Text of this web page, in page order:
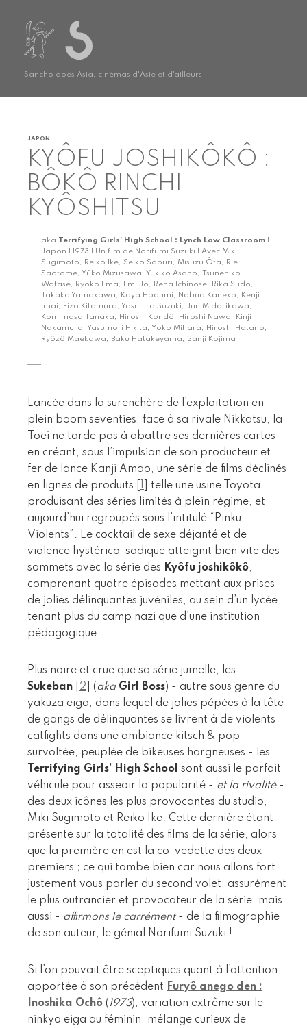
Sancho does Asia, cinémas d'Asie et d'ailleurs
JAPON
KYÔFU JOSHIKÔKÔ :
BÔKÔ RINCHI
KYÔSHITSU
aka Terrifying Girls’ High School : Lynch Law Classroom
Japon | 1973 | Un film de Norifumi Suzuki | Avec Miki
Sugimoto, Reiko Ike, Seiko Saburi, Misuzu Ôta, Rie
Saotome, Yûko Mizusawa, Yukiko Asano, Tsunehiko
Watase, Ryôko Ema, Emi Jô, Rena Ichinose, Rika Sudô,
Takako Yamakawa, Kaya Hodumi, Nobuo Kaneko, Kenji
Imai, Eizô Kitamura, Yasuhiro Suzuki, Jun Midorikawa,
Komimasa Tanaka, Hiroshi Kondô, Hiroshi Nawa, Kinji
Nakamura, Yasumori Hikita, Yôko Mihara, Hiroshi Hatano,
Ryôzô Maekawa, Baku Hatakeyama, Sanji Kojima
Lancée dans la surenchère de l’exploitation en
plein boom seventies, face à sa rivale Nikkatsu, la
Toei ne tarde pas à abattre ses dernières cartes
en créant, sous l’impulsion de son producteur et
fer de lance Kanji Amao, une série de films déclinés
en lignes de produits
telle une usine Toyota
produisant des séries limités à plein régime, et
aujourd’hui regroupés sous l’intitulé “Pinku
Violents”. Le cocktail de sexe déjanté et de
violence hystérico-sadique atteignit bien vite des
sommets avec la série des Kyôfu joshikôkô,
comprenant quatre épisodes mettant aux prises
de jolies délinquantes juvéniles, au sein d’un lycée
tenant plus du camp nazi que d’une institution
pédagogique.
Plus noire et crue que sa série jumelle, les
Sukeban
2 (aka Girl Boss) - autre sous genre du
yakuza eiga, dans lequel de jolies pépées à la tête
de gangs de délinquantes se livrent à de violents
catfights dans une ambiance kitsch & pop
survoltée, peuplée de bikeuses hargneuses - les
Terrifying Girls’ High School sont aussi le parfait
véhicule pour asseoir la popularité - et la rivalité-
des deux icônes les plus provocantes du studio,
Miki Sugimoto et Reiko Ike. Cette dernière étant
présente sur la totalité des films de la série, alors
que la première en est la co-vedette des deux
premiers ; ce qui tombe bien car nous allons fort
justement vous parler du second volet, assurément
le plus outrancier et provocateur de la série, mais
aussi - affirmons le carrément- de la filmographie
de son auteur, le génial Norifumi Suzuki !
Si l’on pouvait être sceptiques quant à l’attention
apportée à son précédent Furyô anego den :
Inoshika Ochô ( 1973), variation extrême sur le
ninkyo eiga au féminin, mélange curieux de